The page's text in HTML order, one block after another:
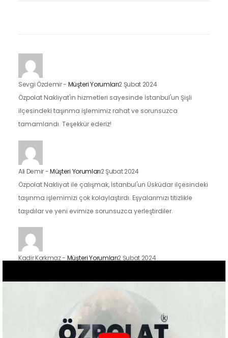
Sevgi Özdemir- Müşteri Yorumları2 Şubat 2024
Özpolat Nakliyat'ın hizmetleri sayesinde İstanbul'un Şişli
ilçesindeki taşınma işlemimiz rahat ve sorunsuzca
tamamlandı. Teşekkür ederiz!
Ali Demir-Müşteri Yorumları2 Şubat 2024
Özpolat Nakliyat ile çalışmak, İstanbul'un Üsküdar ilçesindeki
taşınma işlemimizi çok kolaylaştırdı. Eşyalarımızı titizlikle
taşıdılar ve yeni evimize sorunsuzca yerleştirdiler.
Kadir Korkmaz- Müşteri Yorumları2 Şubat 2024
Nakliyat'ın hizmetlerinden faydalandık ve sonuçtan çok